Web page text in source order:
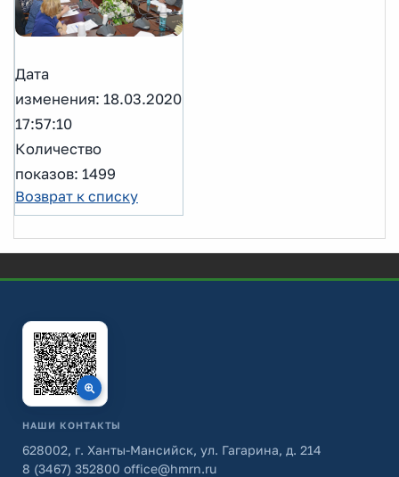
Дата
изменения: 18.03.2020
17:57:10
Количество
показов: 1499
Возврат к списку
НАШИ КОНТАКТЫ
628002, г. Ханты-Мансийск, ул. Гагарина, д. 214
8 (3467) 352800 office@hmrn.ru